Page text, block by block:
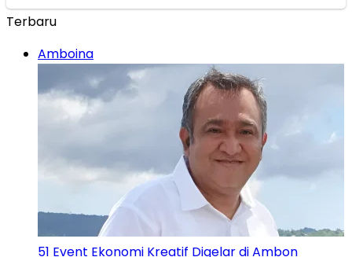
Terbaru
Amboina
51 Event Ekonomi Kreatif Digelar di Ambon